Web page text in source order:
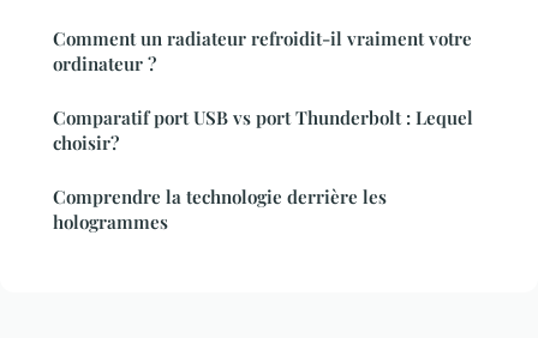
Comment un radiateur refroidit-il vraiment votre
ordinateur ?
Comparatif port USB vs port Thunderbolt : Lequel
choisir?
Comprendre la technologie derrière les
hologrammes